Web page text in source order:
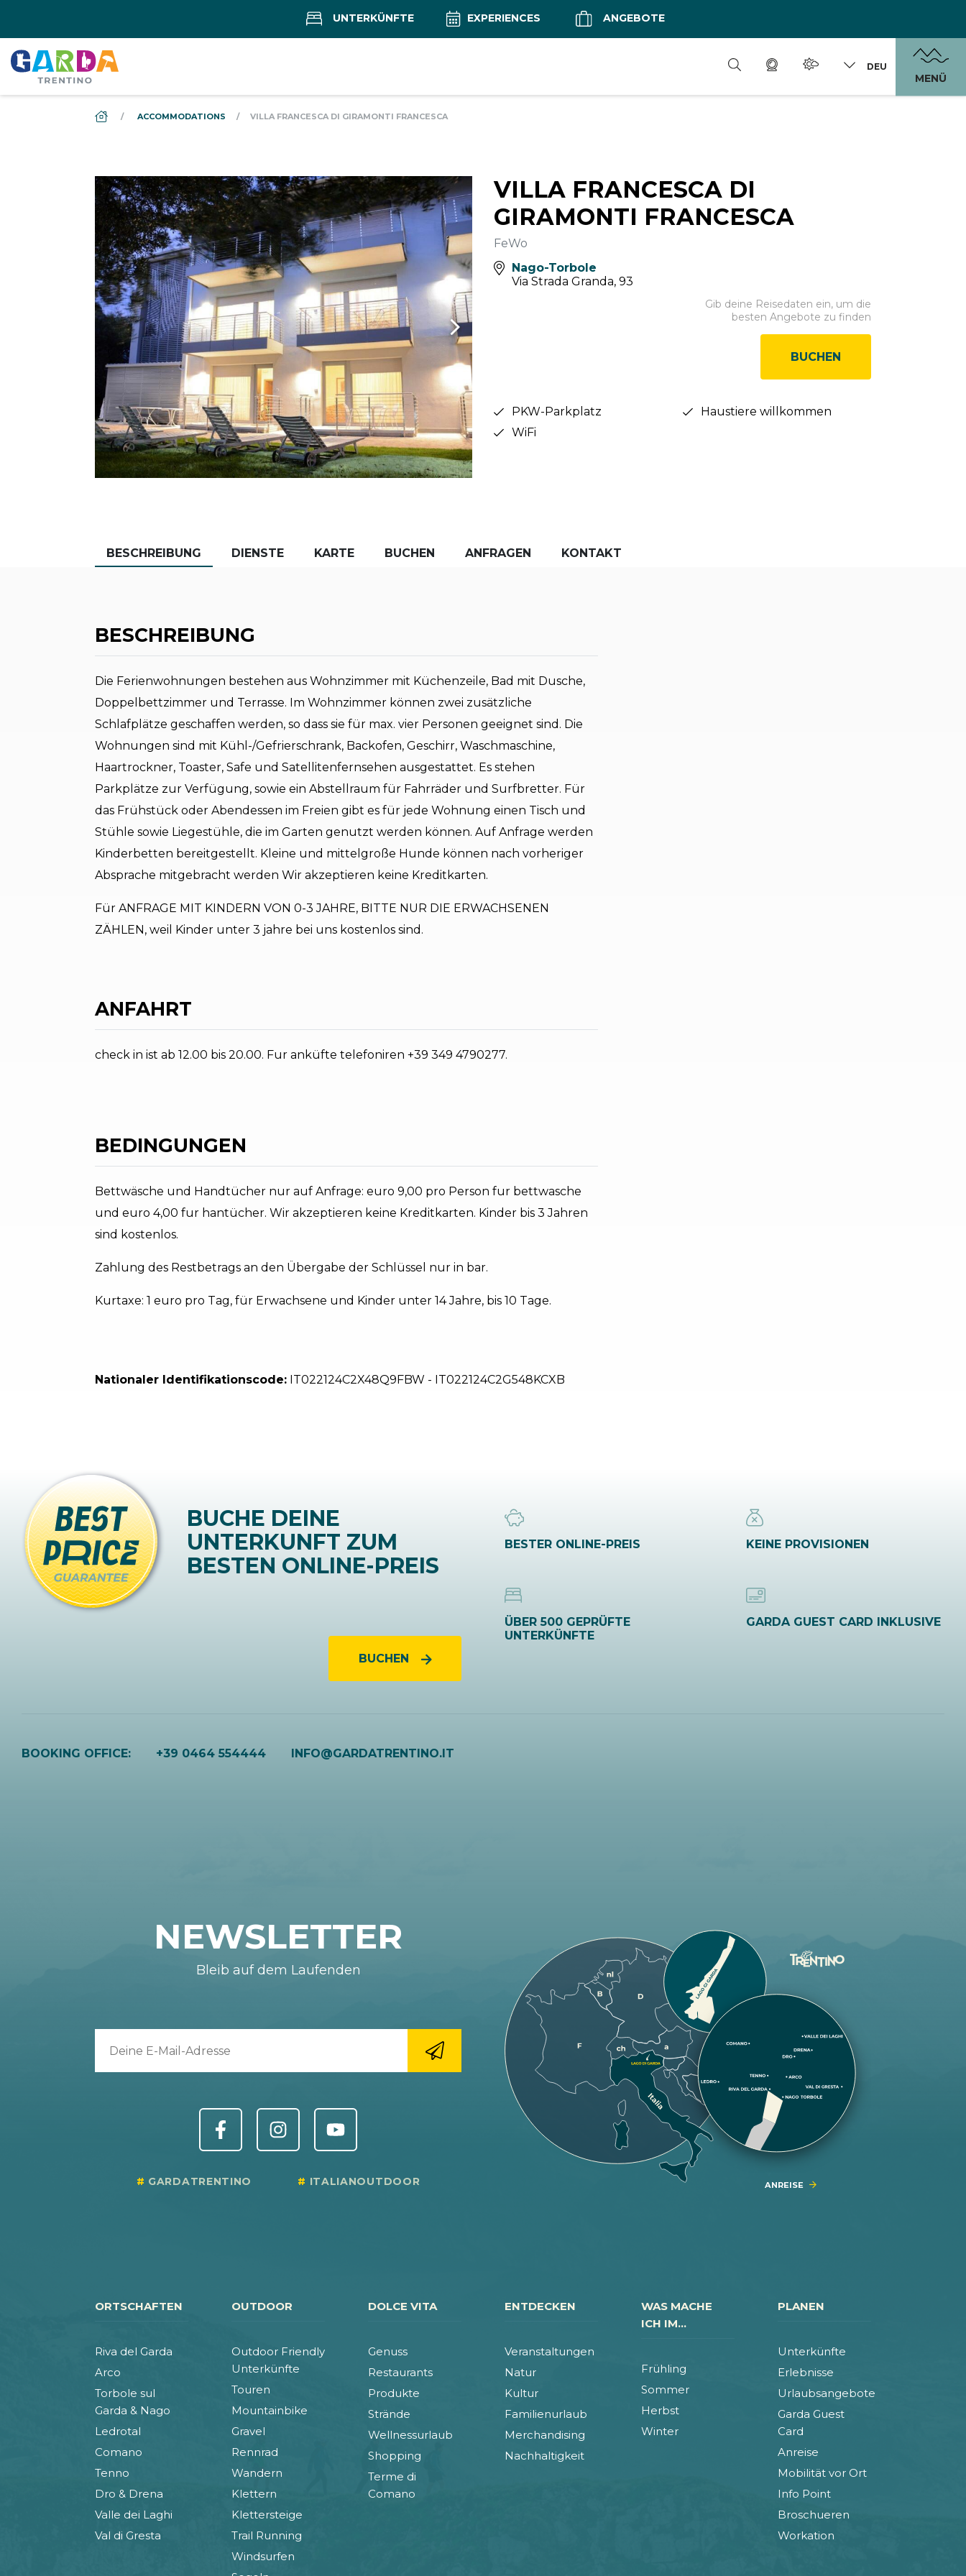
UNTERKÜNFTE EXPERIENCES ANGEBOTE
DEU
MENÜ
DS_BREADCRUMB.HOME
ACCOMMODATIONS VILLA FRANCESCA DI GIRAMONTI FRANCESCA
VILLA FRANCESCA DI
GIRAMONTI FRANCESCA
FeWo
Nago-Torbole
Via Strada Granda, 93
Gib deine Reisedaten ein, um die
besten Angebote zu finden
BUCHEN
PKW-Parkplatz
Haustiere willkommen
WiFi
BESCHREIBUNG DIENSTE KARTE BUCHEN ANFRAGEN KONTAKT
BESCHREIBUNG
Die Ferienwohnungen bestehen aus Wohnzimmer mit Küchenzeile, Bad mit Dusche,
Doppelbettzimmer und Terrasse. Im Wohnzimmer können zwei zusätzliche
Schlafplätze geschaffen werden, so dass sie für max. vier Personen geeignet sind. Die
Wohnungen sind mit Kühl-/Gefrierschrank, Backofen, Geschirr, Waschmaschine,
Haartrockner, Toaster, Safe und Satellitenfernsehen ausgestattet. Es stehen
Parkplätze zur Verfügung, sowie ein Abstellraum für Fahrräder und Surfbretter. Für
das Frühstück oder Abendessen im Freien gibt es für jede Wohnung einen Tisch und
Stühle sowie Liegestühle, die im Garten genutzt werden können. Auf Anfrage werden
Kinderbetten bereitgestellt. Kleine und mittelgroße Hunde können nach vorheriger
Absprache mitgebracht werden Wir akzeptieren keine Kreditkarten.
Für ANFRAGE MIT KINDERN VON 0-3 JAHRE, BITTE NUR DIE ERWACHSENEN
ZÄHLEN, weil Kinder unter 3 jahre bei uns kostenlos sind.
ANFAHRT
check in ist ab 12.00 bis 20.00. Fur anküfte telefoniren +39 349 4790277.
BEDINGUNGEN
Bettwäsche und Handtücher nur auf Anfrage: euro 9,00 pro Person fur bettwasche
und euro 4,00 fur hantücher. Wir akzeptieren keine Kreditkarten. Kinder bis 3 Jahren
sind kostenlos.
Zahlung des Restbetrags an den Übergabe der Schlüssel nur in bar.
Kurtaxe: 1 euro pro Tag, für Erwachsene und Kinder unter 14 Jahre, bis 10 Tage.
Nationaler Identifikationscode: IT022124C2X48Q9FBW - IT022124C2G548KCXB
BUCHE DEINE
UNTERKUNFT ZUM
BESTEN ONLINE-PREIS
BUCHEN
BESTER ONLINE-PREIS KEINE PROVISIONEN
ÜBER 500 GEPRÜFTE
UNTERKÜNFTE
GARDA GUEST CARD INKLUSIVE
BOOKING OFFICE: +39 0464 554444 INFO@GARDATRENTINO.IT
ANREISE
NEWSLETTER
Bleib auf dem Laufenden
GARDATRENTINO ITALIANOUTDOOR
ORTSCHAFTEN
Riva del Garda
Arco
Torbole sul
Garda & Nago
Ledrotal
Comano
Tenno
Dro & Drena
Valle dei Laghi
Val di Gresta
OUTDOOR
Outdoor Friendly
Unterkünfte
Touren
Mountainbike
Gravel
Rennrad
Wandern
Klettern
Klettersteige
Trail Running
Windsurfen
DOLCE VITA
Genuss
Restaurants
Produkte
Strände
Wellnessurlaub
Shopping
Terme di
Comano
ENTDECKEN
Veranstaltungen
Natur
Kultur
Familienurlaub
Merchandising
Nachhaltigkeit
WAS MACHE
ICH IM...
Frühling
Sommer
Herbst
Winter
PLANEN
Unterkünfte
Erlebnisse
Urlaubsangebote
Garda Guest
Card
Anreise
Mobilität vor Ort
Info Point
Broschueren
Workation